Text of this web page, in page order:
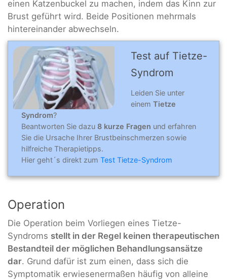
einen Katzenbuckel zu machen, indem das Kinn zur
Brust geführt wird. Beide Positionen mehrmals
hintereinander abwechseln.
Test auf Tietze-
Syndrom
Leiden Sie unter
einem Tietze
Syndrom?
Beantworten Sie dazu 8 kurze Fragen und erfahren
Sie die Ursache Ihrer Brustbeinschmerzen sowie
hilfreiche Therapietipps.
Hier geht´s direkt zum Test Tietze-Syndrom
Operation
Die Operation beim Vorliegen eines Tietze-
Syndroms stellt in der Regel keinen therapeutischen
Bestandteil der möglichen Behandlungsansätze
dar. Grund dafür ist zum einen, dass sich die
Symptomatik erwiesenermaßen häufig von alleine